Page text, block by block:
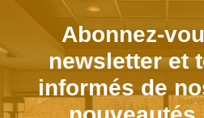
Abonnez-
newsletter et
informés de